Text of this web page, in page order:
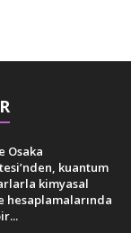
Osaka
kuantum
kimyasal
hesaplamalarında